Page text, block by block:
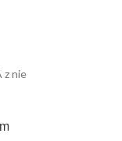
z nie